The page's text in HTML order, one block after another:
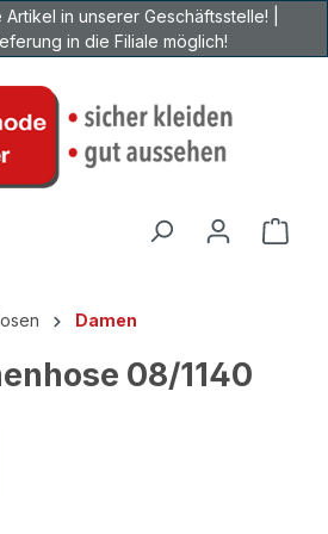
in unserer Geschäftsstelle! |
in die Filiale möglich!
Damen
08/1140